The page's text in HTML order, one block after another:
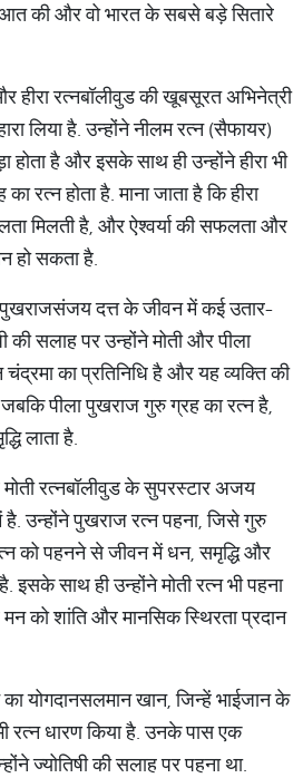
की और वो भारत के सबसे बड़े सितारे
हीरा रत्नबॉलीवुड की खूबसूरत अभिनेत्री
लिया है. उन्होंने नीलम रत्न (सैफायर)
है और इसके साथ ही उन्होंने हीरा भी
रत्न होता है. माना जाता है कि हीरा
मिलती है, और ऐश्वर्या की सफलता और
हो सकता है.
दत्त के जीवन में कई उतार-
सलाह पर उन्होंने मोती और पीला
का प्रतिनिधि है और यह व्यक्ति की
जबकि पीला पुखराज गुरु ग्रह का रत्न है,
लाता है.
रत्नबॉलीवुड के सुपरस्टार अजय
है. उन्होंने पुखराज रत्न पहना, जिसे गुरु
को पहनने से जीवन में धन, समृद्धि और
इसके साथ ही उन्होंने मोती रत्न भी पहना
को शांति और मानसिक स्थिरता प्रदान
योगदानसलमान खान, जिन्हें भाईजान के
रत्न धारण किया है. उनके पास एक
ज्योतिषी की सलाह पर पहना था.